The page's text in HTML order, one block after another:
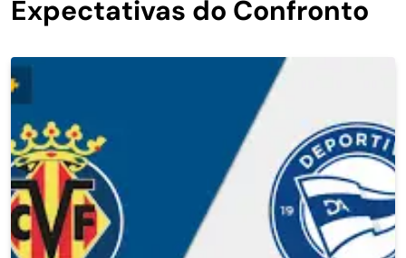
Expectativas do Confronto